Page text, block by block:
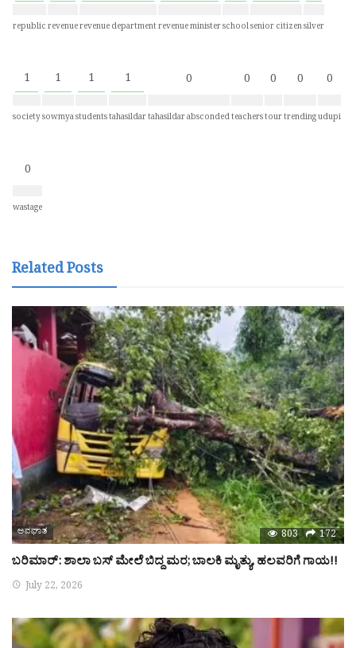
republicrevenuerevenue departmentrevenue ministerschoolsenior citizensilver
1
society
1
sowmya
1
students
1
tahasildar
0
tahasildar absconded
0
teachers
0
tour
0
trending
0
udupi
0
wastage
Related Posts
ಅಪಘಾತ 803 172
ಬರಿಮಾರ್: ಶಾಲಾ ಬಸ್ ಮೇಲೆ ಬಿದ್ದ ಮರ; ಬಾಲಕಿ ಮೃತ್ಯು, ಹಲವರಿಗೆ ಗಾಯ!!
July 22, 2026